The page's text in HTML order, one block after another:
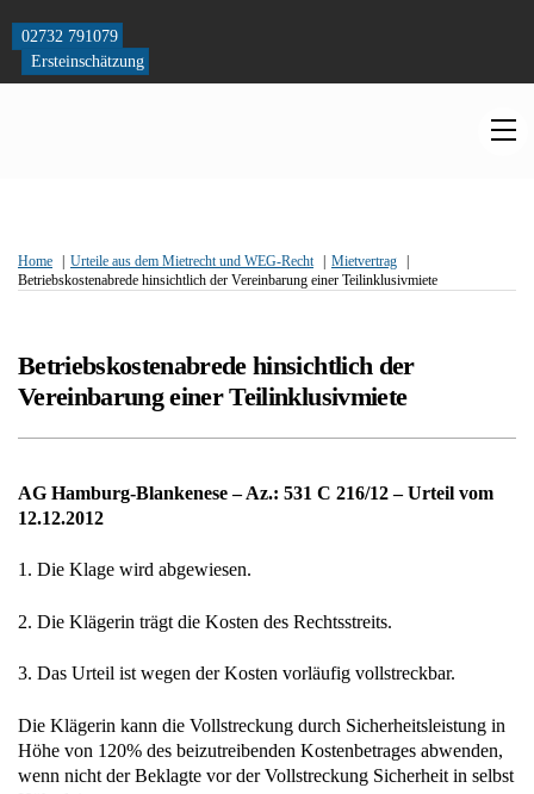
content
02732 791079
Ersteinschätzung
Home Urteile aus dem Mietrecht und WEG-Recht
Mietvertrag
Betriebskostenabrede hinsichtlich der Vereinbarung einer Teilinklusivmiete
Betriebskostenabrede hinsichtlich der
Vereinbarung einer Teilinklusivmiete
AG Hamburg-Blankenese – Az.: 531 C 216/12 – Urteil vom
12.12.2012
1. Die Klage wird abgewiesen.
2. Die Klägerin trägt die Kosten des Rechtsstreits.
3. Das Urteil ist wegen der Kosten vorläufig vollstreckbar.
Die Klägerin kann die Vollstreckung durch Sicherheitsleistung in
Höhe von 120% des beizutreibenden Kostenbetrages abwenden,
wenn nicht der Beklagte vor der Vollstreckung Sicherheit in selbst